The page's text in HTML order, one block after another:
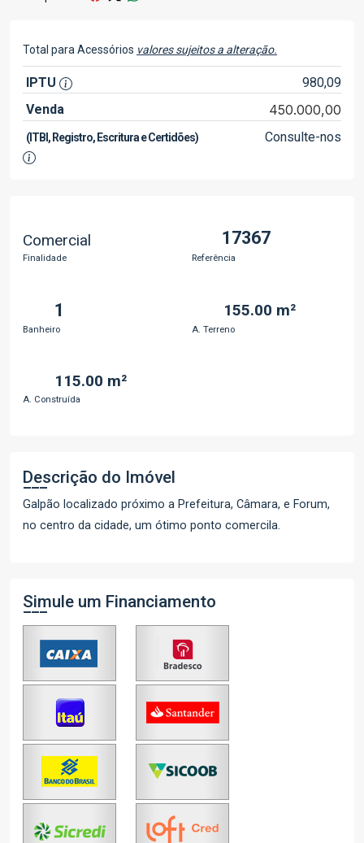
Total para Acessórios valores sujeitos a alteração.
IPTU
980,09
Venda
450.000,00
(ITBI, Registro, Escritura e Certidões) Consulte-nos
Comercial
Finalidade
17367
Referência
1
Banheiro
155.00 m²
A. Terreno
115.00 m²
A. Construída
Descrição do Imóvel
Galpão localizado próximo a Prefeitura, Câmara, e Forum,
no centro da cidade, um ótimo ponto comercila.
Simule um Financiamento